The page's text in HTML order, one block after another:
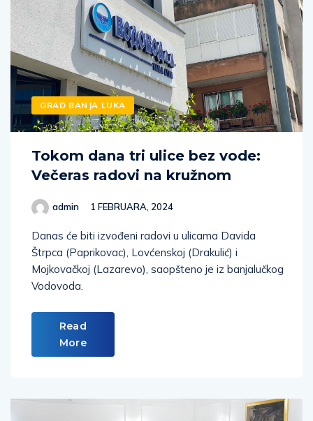
GRAD BANJA LUKA
Tokom dana tri ulice bez vode:
Večeras radovi na kružnom
admin 1 FEBRUARA, 2024
Danas će biti izvođeni radovi u ulicama Davida
Štrpca (Paprikovac), Lovćenskoj (Drakulić) i
Mojkovačkoj (Lazarevo), saopšteno je iz banjalučkog
Vodovoda.
Read
More